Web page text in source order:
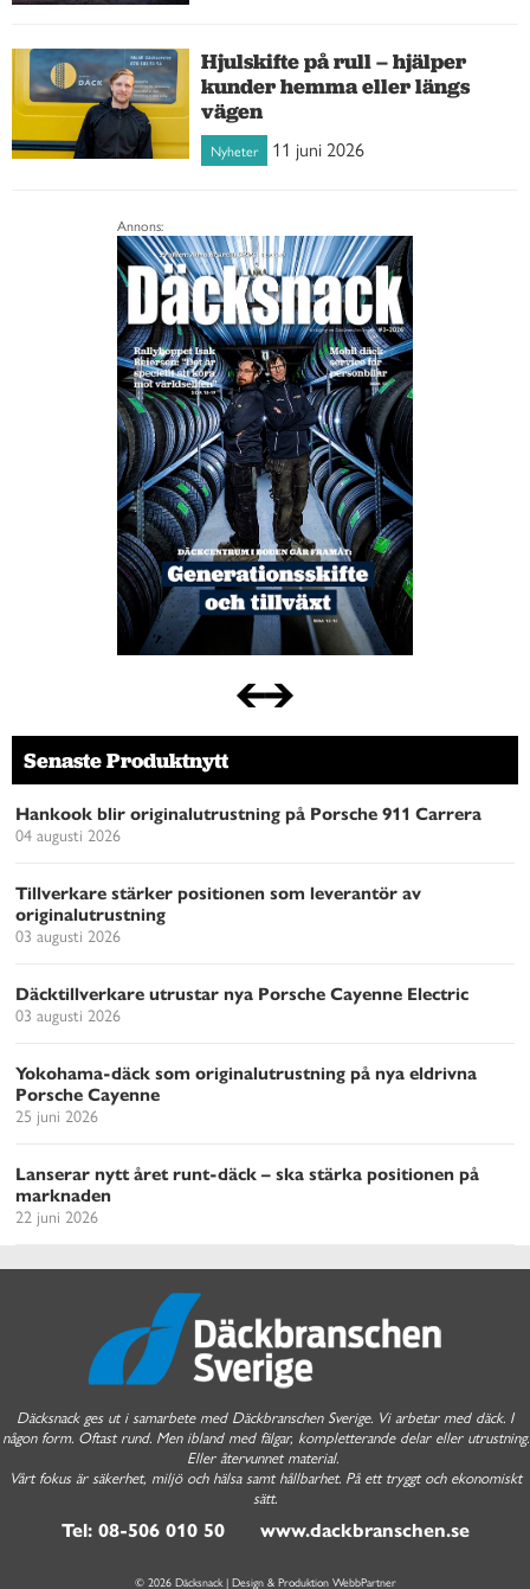
Hjulskifte på rull – hjälper
kunder hemma eller längs
vägen
Nyheter 11 juni 2026
Annons:
Senaste Produktnytt
Hankook blir originalutrustning på Porsche 911 Carrera
04 augusti 2026
Tillverkare stärker positionen som leverantör av
originalutrustning
03 augusti 2026
Däcktillverkare utrustar nya Porsche Cayenne Electric
03 augusti 2026
Yokohama-däck som originalutrustning på nya eldrivna
Porsche Cayenne
25 juni 2026
Lanserar nytt året runt-däck – ska stärka positionen på
marknaden
22 juni 2026
Däcksnack ges ut i samarbete med Däckbranschen Sverige. Vi arbetar med däck. I
någon form. Oftast rund. Men ibland med fälgar, kompletterande delar eller utrustning.
Eller återvunnet material.
Vårt fokus är säkerhet, miljö och hälsa samt hållbarhet. På ett tryggt och ekonomiskt
sätt.
Tel: 08-506 010 50 www.dackbranschen.se
© 2026 Däcksnack | Design & Produktion WebbPartner